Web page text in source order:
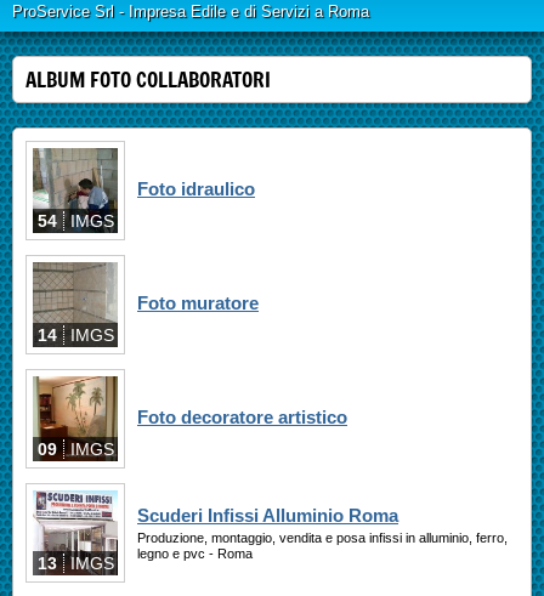
ProService Srl - Impresa Edile e di Servizi a Roma
ALBUM FOTO COLLABORATORI
54 IMGS
Foto idraulico
14 IMGS
Foto muratore
09 IMGS
Foto decoratore artistico
13 IMGS
Scuderi Infissi Alluminio Roma
Produzione, montaggio, vendita e posa infissi in alluminio, ferro,
legno e pvc - Roma